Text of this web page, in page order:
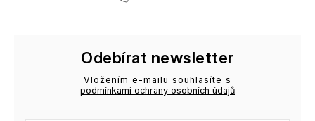
Odebírat newsletter
Vložením e-mailu souhlasíte s
podmínkami ochrany osobních údajů